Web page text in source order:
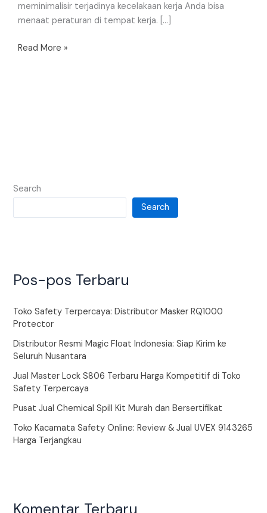
meminimalisir terjadinya kecelakaan kerja Anda bisa
menaat peraturan di tempat kerja. […]
Read More »
Search
Search
Pos-pos Terbaru
Toko Safety Terpercaya: Distributor Masker RQ1000
Protector
Distributor Resmi Magic Float Indonesia: Siap Kirim ke
Seluruh Nusantara
Jual Master Lock S806 Terbaru Harga Kompetitif di Toko
Safety Terpercaya
Pusat Jual Chemical Spill Kit Murah dan Bersertifikat
Toko Kacamata Safety Online: Review & Jual UVEX 9143265
Harga Terjangkau